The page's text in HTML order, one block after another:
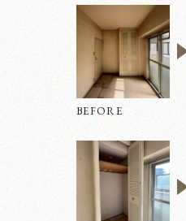
オフィスリ
BEFORE